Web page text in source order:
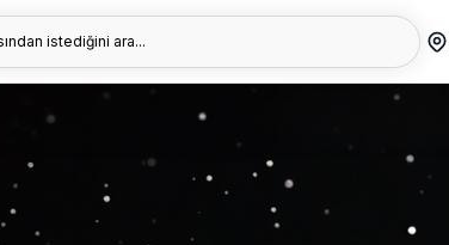
istediğini ara...